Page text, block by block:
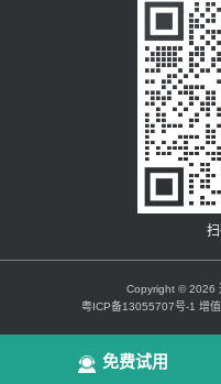
Copyright © 2026
粤ICP备13055707号-1 增
免费试用